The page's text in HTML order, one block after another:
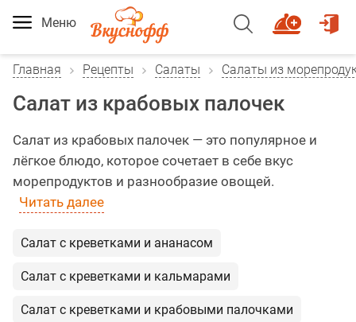
Меню
Главная Рецепты Салаты Салаты из
Салат из крабовых палочек
Салат из крабовых палочек — это популярное и
лёгкое блюдо, которое сочетает в себе вкус
морепродуктов и разнообразие овощей.
Читать далее
Салат с креветками и ананасом
Салат с креветками и кальмарами
Салат с креветками и крабовыми палочками